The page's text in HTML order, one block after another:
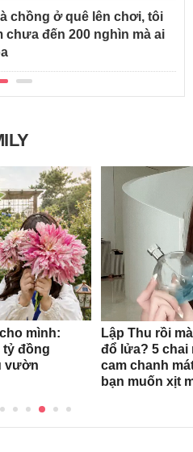
chồng ở quê lên chơi, tôi
chưa đến 200 nghìn mà ai
mình:
đồng
vườn
Lập Thu rồi
đổ lửa? 5
cam chanh
bạn muốn xịt